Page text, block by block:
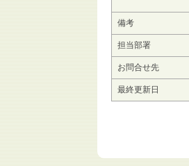
備考
担当部署
お問合せ先
最終更新日